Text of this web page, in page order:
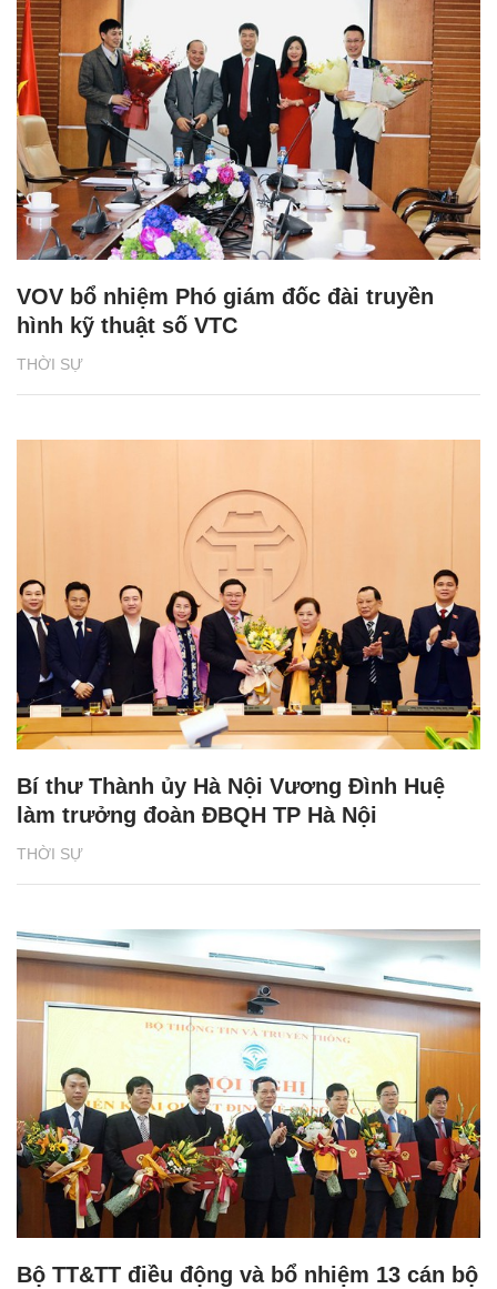
THỜI SỰ
VOV bổ nhiệm Phó giám đốc đài truyền
hình kỹ thuật số VTC
THỜI SỰ
Bí thư Thành ủy Hà Nội Vương Đình Huệ
làm trưởng đoàn ĐBQH TP Hà Nội
Bộ TT&TT điều động và bổ nhiệm 13 cán bộ